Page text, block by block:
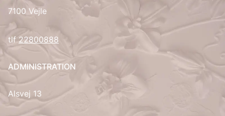
RU
ES
7100 Vejle
tlf22800888
ADMINISTRATION
Alsvej 13